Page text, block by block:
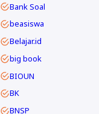
Bank Soal
beasiswa
Belajar.id
big book
BIOUN
BK
BNSP